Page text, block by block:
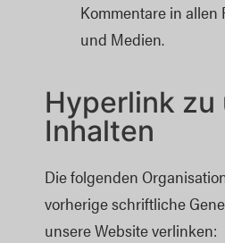
Kommentare in allen
und Medien.
Hyperlink zu
Inhalten
Die folgenden
vorherige schriftliche
unsere Website verlinken: